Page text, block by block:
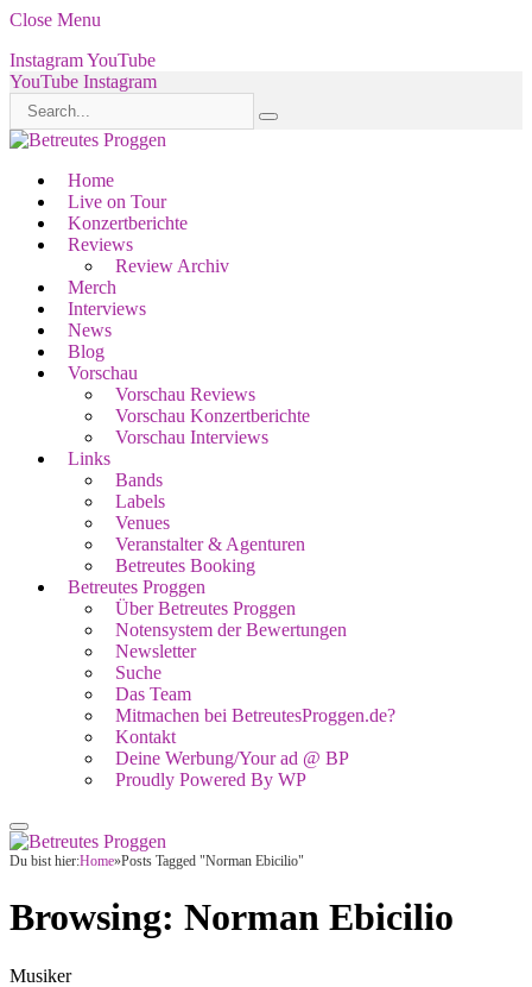
Close Menu
InstagramYouTube
YouTube Instagram
Home
Live on Tour
Konzertberichte
Reviews
Review Archiv
Merch
Interviews
News
Blog
Vorschau
Vorschau Reviews
Vorschau Konzertberichte
Vorschau Interviews
Links
Bands
Labels
Venues
Veranstalter & Agenturen
Betreutes Booking
Betreutes Proggen
Über Betreutes Proggen
Notensystem der Bewertungen
Newsletter
Suche
Das Team
Mitmachen bei BetreutesProggen.de?
Kontakt
Deine Werbung/Your ad @ BP
Proudly Powered By WP
Du bist hier:Home»Posts Tagged "Norman Ebicilio"
Browsing: Norman Ebicilio
Musiker